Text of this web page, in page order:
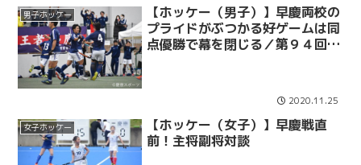
男子ホッケー
【ホッケー（男子）】早慶両校の
プライドがぶつかる好ゲームは同
点優勝で幕を閉じる／第９４回早
2020.11.25
女子ホッケー
【ホッケー（女子）】早慶戦直
前！主将副将対談